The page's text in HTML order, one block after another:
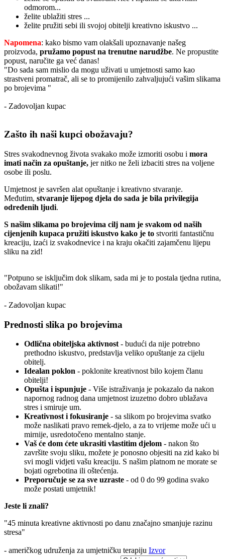
odmorom...
želite ublažiti stres ...
želite pružiti sebi ili svojoj obitelji kreativno iskustvo ...
Napomena: kako bismo vam olakšali upoznavanje našeg
proizvoda, pružamo popust na trenutne narudžbe. Ne propustite
popust, naručite ga već danas!
"Do sada sam mislio da mogu uživati u umjetnosti samo kao
strastveni promatrač, ali se to promijenilo zahvaljujući vašim slikama
po brojevima "
- Zadovoljan kupac
Zašto ih naši kupci obožavaju?
Stres svakodnevnog života svakako može izmoriti osobu i mora
imati način za opuštanje, jer nitko ne želi izbaciti stres na voljene
osobe ili poslu.
Umjetnost je savršen alat opuštanje i kreativno stvaranje.
Međutim, stvaranje lijepog djela do sada je bila privilegija
određenih ljudi.
S našim slikama po brojevima cilj nam je svakom od naših
cijenjenih kupaca pružiti iskustvo kako je to stvoriti fantastičnu
kreaciju, izaći iz svakodnevice i na kraju okačiti zajamčenu lijepu
sliku na zid!
"Potpuno se isključim dok slikam, sada mi je to postala tjedna rutina,
obožavam slikati!"
- Zadovoljan kupac
Prednosti slika po brojevima
Odlična obiteljska aktivnost- budući da nije potrebno
prethodno iskustvo, predstavlja veliko opuštanje za cijelu
obitelj.
Idealan poklon - poklonite kreativnost bilo kojem članu
obitelji!
Opušta i ispunjuje - Više istraživanja je pokazalo da nakon
napornog radnog dana umjetnost izuzetno dobro ublažava
stres i smiruje um.
Kreativnost i fokusiranje - sa slikom po brojevima svatko
može naslikati pravo remek-djelo, a za to vrijeme može ući u
mirnije, usredotočeno mentalno stanje.
Vaš će dom ćete ukrasiti vlastitim djelom - nakon što
završite svoju sliku, možete je ponosno objesiti na zid kako bi
svi mogli vidjeti vašu kreaciju. S našim platnom ne morate se
bojati ogrebotina ili oštećenja.
Preporučuje se za sve uzraste - od 0 do 99 godina svako
može postati umjetnik!
Jeste li znali?
"45 minuta kreativne aktivnosti po danu značajno smanjuje razinu
stresa"
- američkog udruženja za umjetničku terapiju Izvor